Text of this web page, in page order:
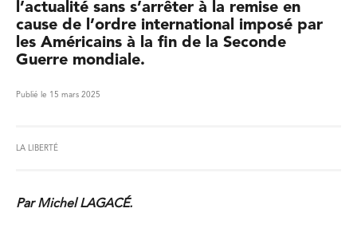
l’actualité sans s’arrêter à la remise en
cause de l’ordre international imposé par
les Américains à la fin de la Seconde
Guerre mondiale.
Publié le 15 mars 2025
LA LIBERTÉ
Par Michel LAGACÉ.